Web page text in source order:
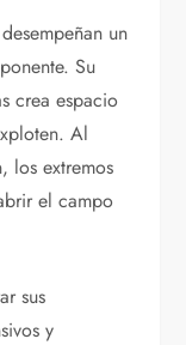
un
Su
crea espacio
Al
los extremos
el campo
sus
y